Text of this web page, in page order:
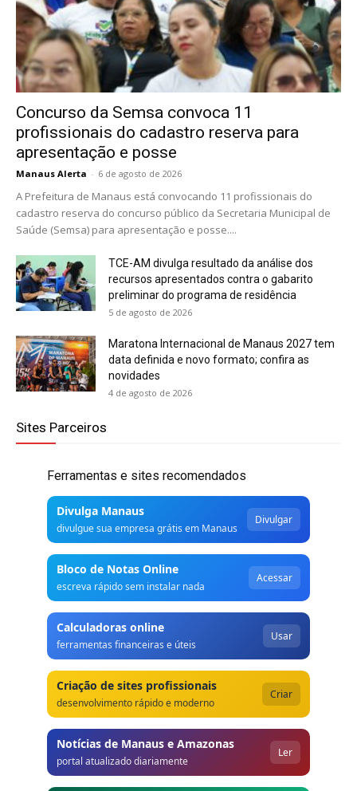
Concurso da Semsa convoca 11
profissionais do cadastro reserva para
apresentação e posse
Manaus Alerta - 6 de agosto de 2026
A Prefeitura de Manaus está convocando 11 profissionais do
cadastro reserva do concurso público da Secretaria Municipal de
Saúde (Semsa) para apresentação e posse....
TCE-AM divulga resultado da análise dos
recursos apresentados contra o gabarito
preliminar do programa de residência
5 de agosto de 2026
Maratona Internacional de Manaus 2027 tem
data definida e novo formato; confira as
novidades
4 de agosto de 2026
Sites Parceiros
Ferramentas e sites recomendados
Divulga Manaus
divulgue sua empresa grátis em Manaus
Divulgar
Bloco de Notas Online
escreva rápido sem instalar nada
Acessar
Calculadoras online
ferramentas financeiras e úteis
Usar
Criação de sites profissionais
desenvolvimento rápido e moderno
Criar
Notícias de Manaus e Amazonas
portal atualizado diariamente
Ler